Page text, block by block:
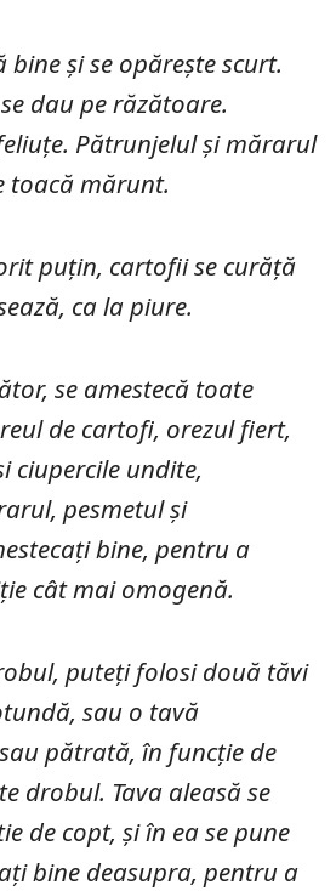
bine și se opărește scurt.
dau pe răzătoare.
Pătrunjelul și mărarul
toacă mărunt.
puțin, cartofii se curăță
ca la piure.
se amestecă toate
de cartofi, orezul fiert,
ciupercile undite,
pesmetul și
bine, pentru a
cât mai omogenă.
puteți folosi două tăvi
sau o tavă
pătrată, în funcție de
drobul. Tava aleasă se
de copt, și în ea se pune
bine deasupra, pentru a